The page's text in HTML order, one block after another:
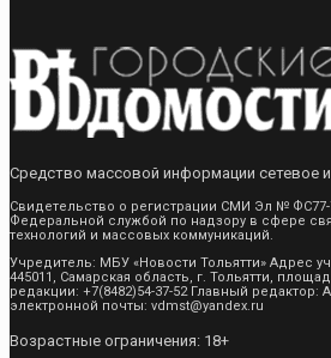
Средство массовой информации сетевое
Свидетельство о регистрации СМИ Эл № ФС77-
Федеральной службой по надзору в сфере
технологий и массовых коммуникаций.
Учредитель: МБУ «Новости Тольятти» Адрес
445011, Самарская область, г. Тольятти,
редакции: +7(8482)54-37-52 Главный редактор:
электронной почты: vdmst@yandex.ru
Возрастные ограничения: 18+